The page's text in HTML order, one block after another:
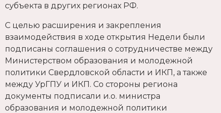
субъекта в других регионах РФ.
С целью расширения и закрепления
взаимодействия в ходе открытия Недели были
подписаны соглашения о сотрудничестве между
Министерством образования и молодежной
политики Свердловской области и ИКП, а также
между УрГПУ и ИКП. Со стороны региона
документы подписали и.о. министра
образования и молодежной политики